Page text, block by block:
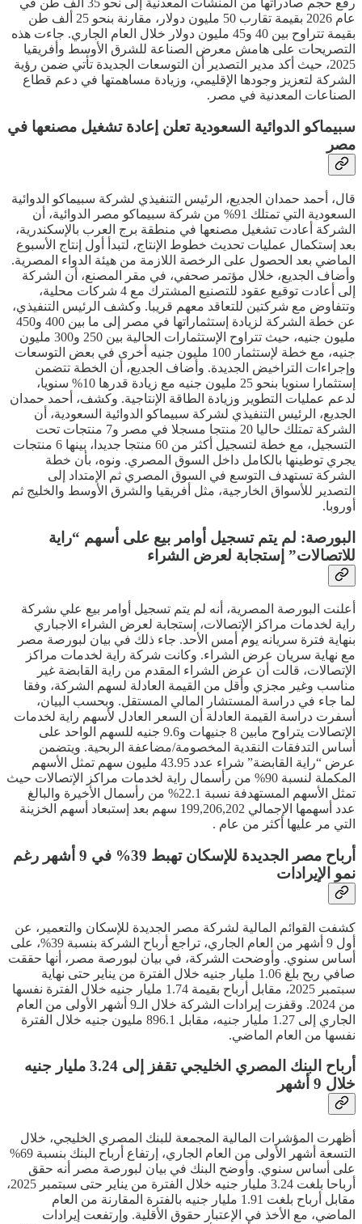
رفع حجم صادراتها من المنشآت المعدنية إلى نحو 35 ألف طن في
عام 2026 بقيمة تقارب 50 مليون دولار، مقارنة بنحو 25 ألف طن
بقيمة تتراوح بين 40 و45 مليون دولار خلال العام الجاري. جاءت هذه
التصريحات على هامش معرض الصناعة للشرق الأوسط وأفريقيا
2025، حيث أكد مدير التصدير أن التوسعات الجديدة تأتي ضمن رؤية
الشركة لتعزيز وجودها الإقليمي، وزيادة مساهمتها في دعم قطاع
الصناعات المعدنية في مصر.
سبيماكو الدوائية السعودية تعلن إعادة تشغيل مصنعها في
مصر
قال، أحمد حمدان الجديع، الرئيس التنفيذي لشركة سبيماكو الدوائية
السعودية التي تمتلك 91% من شركة سبيماكو مصر الدوائية، أن
الشركة أعادت تشغيل مصنعها في منطقة برج العرب بالإسكندرية،
بعد إستكمال عمليات تحديث خطوط الإنتاج، لتبدأ أول إنتاج الأسبوع
الماضي بعد الحصول على الرخصة اللازمة من هيئة الدواء المصرية.
وأضاف الجديع، خلال مؤتمر صحفي، في مقر المصنع، أن الشركة
إلى أعادت توقيع عقود للتصنيع المشترك مع 4 شركات محلية،
وتتفاوض مع شركتين للتعاقد معهم قريبا. وكشف الرئيس التنفيذي،
عن خطة الشركة لزيادة إستثماراتها في مصر إلى ما بين 400 و450
مليون جنيه، حيث تتراوح الإستثمارات الحالية بين 250 و300 مليون
جنيه، مع خطة لإستثمار 100 مليون جنيه أخرى في بعض التوسعات
وإجراءات التراخيض الجديدة. وأضاف الجديع، أن الخطة تتضمن
إستثمارا سنويا بنحو 25 مليون جنيه مع زيادة قدرها 10% سنويا،
لدعم عمليات التطوير وزيادة الطاقة الإنتاجية. وكشف، أحمد حمدان
الجديع، الرئيس التنفيذي لشركة سبيماكو الدوائية السعودية، أن
الشركة تمتلك حاليا 20 منتجا مسجلا في مصر و7 منتجات تحت
التسجيل، مع خطة لتسجيل أكثر من 60 منتجا جديدا، بينها 6 منتجات
يجري توطينها بالكامل داخل السوق المصري. ونوه، بأن خطة
الشركة تستهدف التوسع في السوق المصري ثم الإمتداد إلى
التصدير للأسواق الخارجية، مثل أفريقيا والشرق الأوسط والخليج ثم
أوروبا.
البورصة: لم يتم تسجيل أوامر بيع على أسهم “راية
للاتصالات” إستجابة لعرض الشراء
أعلنت البورصة المصرية، أنه لم يتم تسجيل أوامر بيع علي ىشركة
راية لخدمات مراكز الإتصالات، إستجابة لعرض الشراء الاجباري
بنهاية فترة سريانه يوم أمس الأحد. جاء ذلك في بيان لبورصة مصر
مع نهاية سريان عرض الشراء. وكانت شركة راية لخدمات مراكز
الإتصالات، قالت أن عرض الشراء المقدم من راية القابضة غير
مناسب وغير مجزي وأقل من القيمة العادلة لسهم الشركة، وفقا
لما جاء في دراسة المستشار المالي المستقل. وبحسب البيان،
أسفرت دراسة القيمة العادلة أن السعر العادل لأسهم راية لخدمات
الإتصالات يتراوح مابين 8 جنيهات و9.6 جنيه للسهم الواحد على
أساس التدفقات النقدية المخصومة/مضاعفة الربحية. ويتضمن
عرض “راية القابضة” شراء عدد 43.95 مليون سهم تمثل الأسهم
المكملة لنسبة 90% من رأسمال راية لخدمات مراكز الإتصالات حيث
تمثل الأسهم المستهدفة نسبة 22.1% من رأسمال الأخيرة والبالغ
عدد أسهمها الإجمالي 199,206,202 سهم بعد إستبعاد أسهم الخزينة
التي مر عليها أكثر من عام .
أرباح مصر الجديدة للإسكان تهبط 39% في 9 أشهر رغم
نمو الإيرادات
كشفت القوائم المالية لشركة مصر الجديدة للإسكان والتعمير، عن
أول 9 أشهر من العام الجاري، تراجع أرباح الشركة بنسبة 39%، على
أساس سنوي. وأوضحت الشركة، في بيان لبورصة مصر، أنها حققت
صافي ربح بلغ 1.06 مليار جنيه خلال الفترة من يناير حتى نهاية
سبتمبر 2025، مقابل أرباح بقيمة 1.74 مليار جنيه خلال الفترة نفسها
من 2024. وقفزت إيرادات الشركة خلال الـ9 أشهر الأولى من العام
الجاري إلى 1.27 مليار جنيه، مقابل 896.1 مليون جنيه خلال الفترة
نفسها من العام الماضي.
أرباح البنك المصري الخليجي تقفز إلى 3.24 مليار جنيه
خلال 9 أشهر
أظهرت المؤشرات المالية المجمعة للبنك المصري الخليجي، خلال
التسعة أشهر الأولى من العام الجاري، إرتفاع أرباح البنك بنسبة 69%
على أساس سنوي. وأوضح البنك في بيان لبورصة مصر أنه حقق
أرباحا بلغت 3.24 مليار جنيه خلال الفترة من يناير حتى سبتمبر 2025،
مقابل أرباح بلغت 1.91 مليار جنيه بالفترة المقارنة من العام
الماضي، مع الأخذ في الإعتبار حقوق الأقلية. وإرتفعت إيرادات